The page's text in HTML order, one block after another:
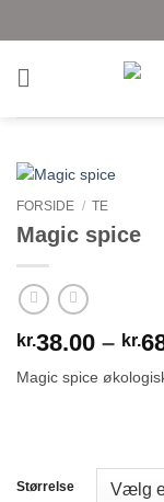
FORSIDE / TE
Magic spice
kr.38.00 – kr.
Magic spice
Størrelse